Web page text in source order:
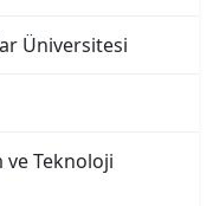
Üniversitesi
ve Teknoloji